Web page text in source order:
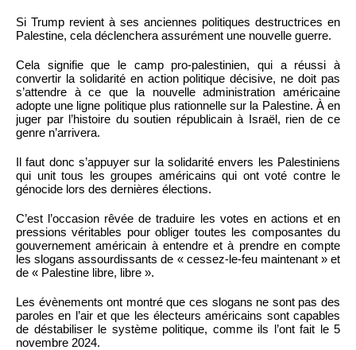
Si Trump revient à ses anciennes politiques destructrices en
Palestine, cela déclenchera assurément une nouvelle guerre.
Cela signifie que le camp pro-palestinien, qui a réussi à
convertir la solidarité en action politique décisive, ne doit pas
s’attendre à ce que la nouvelle administration américaine
adopte une ligne politique plus rationnelle sur la Palestine. À en
juger par l’histoire du soutien républicain à Israël, rien de ce
genre n’arrivera.
Il faut donc s’appuyer sur la solidarité envers les Palestiniens
qui unit tous les groupes américains qui ont voté contre le
génocide lors des dernières élections.
C’est l’occasion rêvée de traduire les votes en actions et en
pressions véritables pour obliger toutes les composantes du
gouvernement américain à entendre et à prendre en compte
les slogans assourdissants de « cessez-le-feu maintenant » et
de « Palestine libre, libre ».
Les évènements ont montré que ces slogans ne sont pas des
paroles en l’air et que les électeurs américains sont capables
de déstabiliser le système politique, comme ils l’ont fait le 5
novembre 2024.